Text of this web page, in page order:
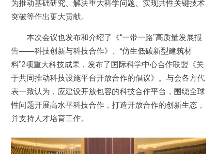
为推动基础研究、解决重大科学问题、实现共性关键技术
突破等作出更大贡献。
本次会议也发布和介绍了《“一带一路”高质量发展报
告——科技创新与科技合作》、“仿生低碳新型建筑材
料”2项重大科技成果，发布了国际科学中心合作联盟《关
于共同推动科技设施平台开放合作的倡议》。与会各方代
表一致认为，应建设开放包容的科技合作平台，围绕全球
性问题开展高水平科技合作，打造开放合作的创新生态，
并支持人才培育工作。